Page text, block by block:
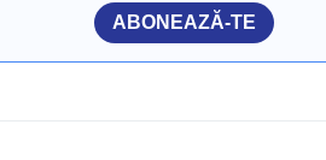
ABONEAZĂ-TE